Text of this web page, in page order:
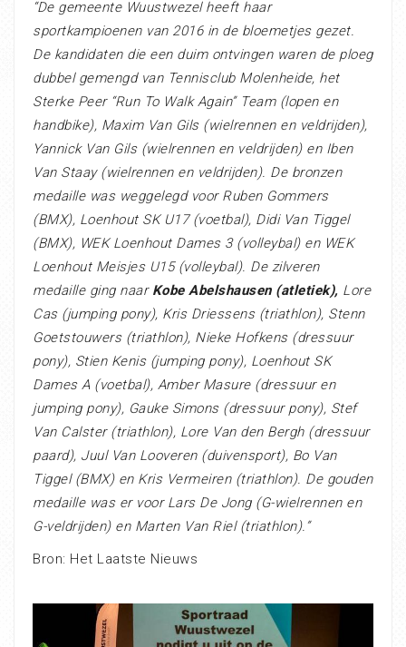
“De gemeente Wuustwezel heeft haar
sportkampioenen van 2016 in de bloemetjes gezet.
De kandidaten die een duim ontvingen waren de ploeg
dubbel gemengd van Tennisclub Molenheide, het
Sterke Peer “Run To Walk Again” Team (lopen en
handbike), Maxim Van Gils (wielrennen en veldrijden),
Yannick Van Gils (wielrennen en veldrijden) en Iben
Van Staay (wielrennen en veldrijden). De bronzen
medaille was weggelegd voor Ruben Gommers
(BMX), Loenhout SK U17 (voetbal), Didi Van Tiggel
(BMX), WEK Loenhout Dames 3 (volleybal) en WEK
Loenhout Meisjes U15 (volleybal). De zilveren
medaille ging naar Kobe Abelshausen (atletiek), Lore
Cas (jumping pony), Kris Driessens (triathlon), Stenn
Goetstouwers (triathlon), Nieke Hofkens (dressuur
pony), Stien Kenis (jumping pony), Loenhout SK
Dames A (voetbal), Amber Masure (dressuur en
jumping pony), Gauke Simons (dressuur pony), Stef
Van Calster (triathlon), Lore Van den Bergh (dressuur
paard), Juul Van Looveren (duivensport), Bo Van
Tiggel (BMX) en Kris Vermeiren (triathlon). De gouden
medaille was er voor Lars De Jong (G-wielrennen en
G-veldrijden) en Marten Van Riel (triathlon).”
Bron: Het Laatste Nieuws